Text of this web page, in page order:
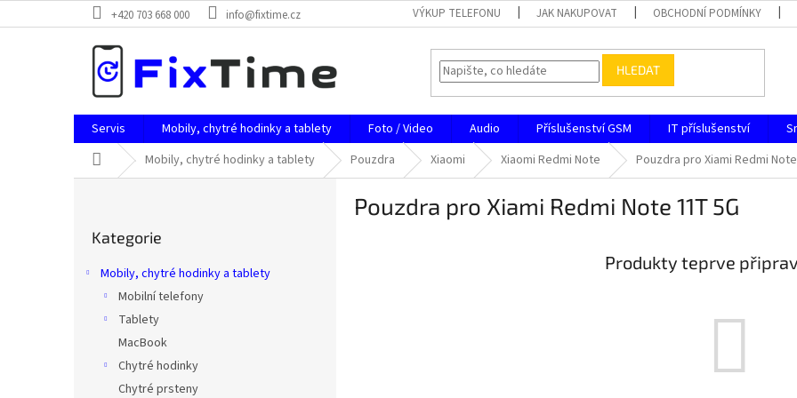
na
+420 703 668 000 info@fixtime.cz VÝKUP TELEFONU JAK NAKUPOVAT OBCHODNÍ PODMÍNKY
HLEDAT
Servis Mobily, chytré hodinky a tablety Foto / Video Audio Příslušenství GSM IT příslušenství
Domů Mobily, chytré hodinky a tablety Pouzdra Xiaomi Xiaomi Redmi Note Pouzdra pro Xiami Redmi
kategorie
Kategorie
Mobily, chytré hodinky a tablety
Mobilní telefony
Tablety
MacBook
Chytré hodinky
Chytré prsteny
Pouzdra pro Xiami Redmi Note 11T 5G
Produkty teprve